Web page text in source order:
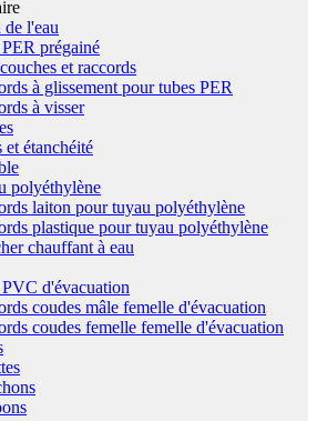
l'eau
prégainé
et raccords
à glissement pour tubes PER
à visser
et étanchéité
polyéthylène
laiton pour tuyau polyéthylène
plastique pour tuyau polyéthylène
chauffant à eau
d'évacuation
coudes mâle femelle d'évacuation
coudes femelle femelle d'évacuation